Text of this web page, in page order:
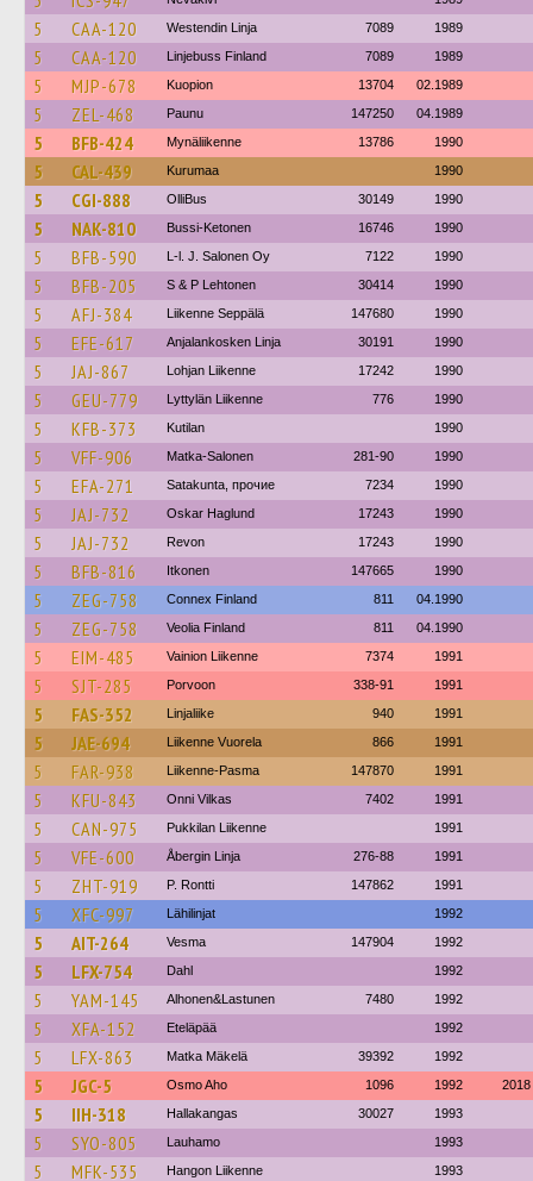
5 CAA-120 Westendin Linja 7089 1989
5 CAA-120 Linjebuss Finland 7089 1989
5 MJP-678 Kuopion 13704 02.1989
5 ZEL-468 Paunu 147250 04.1989
5 BFB-424 Mynäliikenne 13786 1990
5 CAL-439 Kurumaa 1990
5 CGI-888 OlliBus 30149 1990
5 NAK-810 Bussi-Ketonen 16746 1990
5 BFB-590 L-l. J. Salonen Oy 7122 1990
5 BFB-205 S & P Lehtonen 30414 1990
5 AFJ-384 Liikenne Seppälä 147680 1990
5 EFE-617 Anjalankosken Linja 30191 1990
5 JAJ-867 Lohjan Liikenne 17242 1990
5 GEU-779 Lyttylän Liikenne 776 1990
5 KFB-373 Kutilan 1990
5 VFF-906 Matka-Salonen 281-90 1990
5 EFA-271 Satakunta, прочие 7234 1990
5 JAJ-732 Oskar Haglund 17243 1990
5 JAJ-732 Revon 17243 1990
5 BFB-816 Itkonen 147665 1990
5 ZEG-758 Connex Finland 811 04.1990
5 ZEG-758 Veolia Finland 811 04.1990
5 EIM-485 Vainion Liikenne 7374 1991
5 SJT-285 Porvoon 338-91 1991
5 FAS-352 Linjaliike 940 1991
5 JAE-694 Liikenne Vuorela 866 1991
5 FAR-938 Liikenne-Pasma 147870 1991
5 KFU-843 Onni Vilkas 7402 1991
5 CAN-975 Pukkilan Liikenne 1991
5 VFE-600 Åbergin Linja 276-88 1991
5 ZHT-919 P. Rontti 147862 1991
5 XFC-997 Lähilinjat 1992
5 AIT-264 Vesma 147904 1992
5 LFX-754 Dahl 1992
5 YAM-145 Alhonen&Lastunen 7480 1992
5 XFA-152 Eteläpää 1992
5 LFX-863 Matka Mäkelä 39392 1992
5 JGC-5 Osmo Aho 1096 1992 2018
5 IIH-318 Hallakangas 30027 1993
5 SYO-805 Lauhamo 1993
5 MFK-535 Hangon Liikenne 1993